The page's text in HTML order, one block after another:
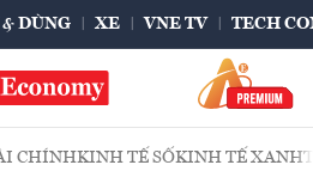
DÙNG XE VNE TV TECH
CHÍNHKINH TẾ SỐKINH TẾ XANH